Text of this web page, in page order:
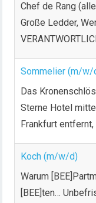
Chef de Rang
Große Ledder,
Sommelier (m/w/
Das
Sterne Hotel
Frankfurt
Koch (m/w/d)
Warum
[BEE]ten…